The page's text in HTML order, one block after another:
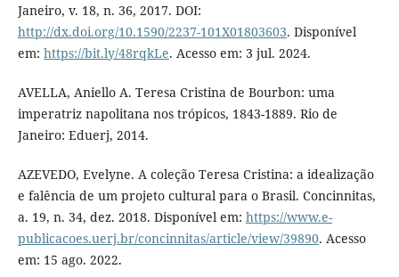
Janeiro, v. 18, n. 36, 2017. DOI:
http://dx.doi.org/10.1590/2237-101X01803603. Disponível
em: https://bit.ly/48rqkLe. Acesso em: 3 jul. 2024.
AVELLA, Aniello A. Teresa Cristina de Bourbon: uma
imperatriz napolitana nos trópicos, 1843-1889. Rio de
Janeiro: Eduerj, 2014.
AZEVEDO, Evelyne. A coleção Teresa Cristina: a idealização
e falência de um projeto cultural para o Brasil. Concinnitas,
a. 19, n. 34, dez. 2018. Disponível em: https://www.e-
publicacoes.uerj.br/concinnitas/article/view/39890. Acesso
em: 15 ago. 2022.